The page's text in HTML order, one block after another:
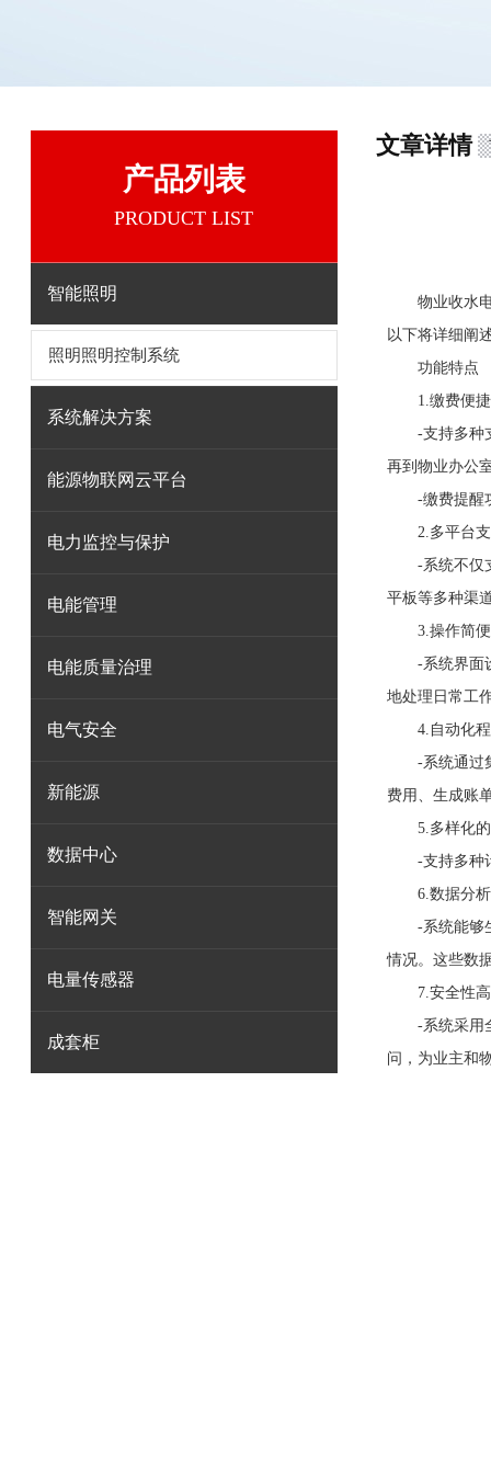
产品列表
PRODUCT LIST
智能照明
照明照明控制系统
系统解决方案
能源物联网云平台
电力监控与保护
电能管理
电能质量治理
电气安全
新能源
数据中心
智能网关
电量传感器
成套柜
文章详情
物业收水
以下将详细阐
功能特点
1.缴费便捷
-支持多种支
再到物业办公
-缴费提醒功
2.多平台支
-系统不仅支
平板等多种渠
3.操作简便
-系统界面设
地处理日常工
4.自动化程
-系统通过集
费用、生成账
5.多样化的
-支持多种计
6.数据分析
-系统能够生
情况。这些数
7.安全性高
-系统采用全
问，为业主和